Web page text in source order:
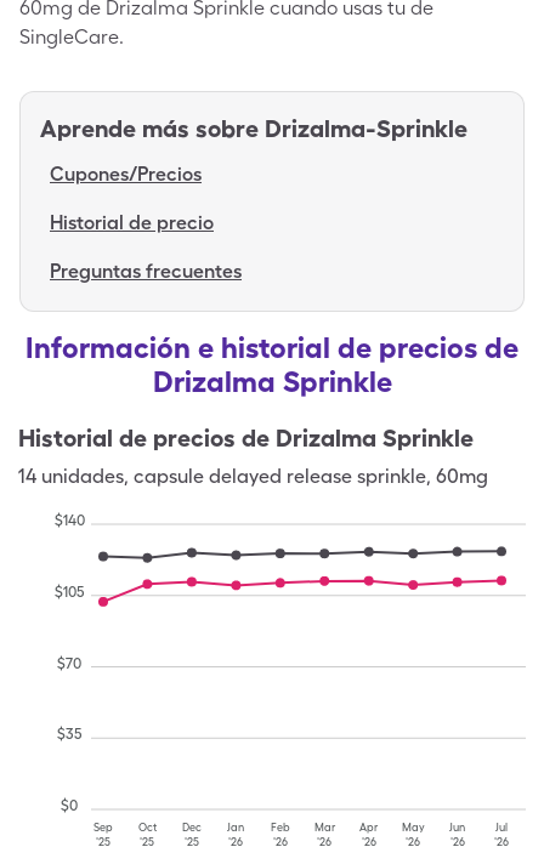
60mg de Drizalma Sprinkle cuando usas tu de
SingleCare.
Aprende más sobre Drizalma-Sprinkle
Cupones/Precios
Historial de precio
Preguntas frecuentes
Información e historial de precios de
Drizalma Sprinkle
Historial de precios de Drizalma Sprinkle
14 unidades, capsule delayed release sprinkle, 60mg
Sep
'25
Oct
'25
Dec
'25
Jan
'26
Feb
'26
Mar
'26
Apr
'26
May
'26
Jun
'26
Jul
'26
$0
$35
$70
$105
$140